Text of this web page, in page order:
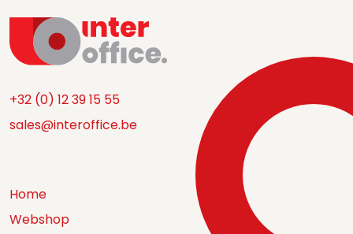
+32 (0) 12 39 15 55
sales@interoffice.be
Home
Webshop